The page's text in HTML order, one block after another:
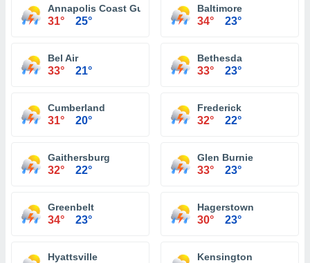
Annapolis Coast Guard Station
31° 25°
Baltimore
34° 23°
Bel Air
33° 21°
Bethesda
33° 23°
Cumberland
31° 20°
Frederick
32° 22°
Gaithersburg
32° 22°
Glen Burnie
33° 23°
Greenbelt
34° 23°
Hagerstown
30° 23°
Hyattsville Kensington